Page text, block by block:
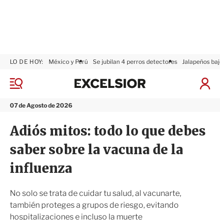
M
n
07 de Agosto de 2026
LO DE HOY: México y Perú Se jubilan 4 perros detectores Jalapeños
I
a
x
i
r
Adiós mitos: todo lo que debes
saber sobre la vacuna de la
influenza
No solo se trata de cuidar tu salud, al vacunarte,
también proteges a grupos de riesgo, evitando
hospitalizaciones e incluso la muerte